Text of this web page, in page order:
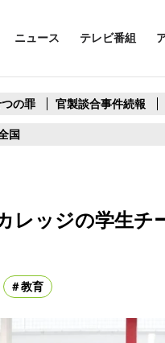
ニュース テレビ番組
の罪 官製談合事件続報
国
レッジの学生チ
教育